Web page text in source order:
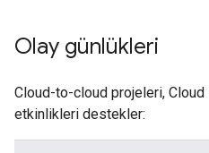
Olay günlükleri
Cloud-to-cloud projeleri, Cloud
etkinlikleri destekler: